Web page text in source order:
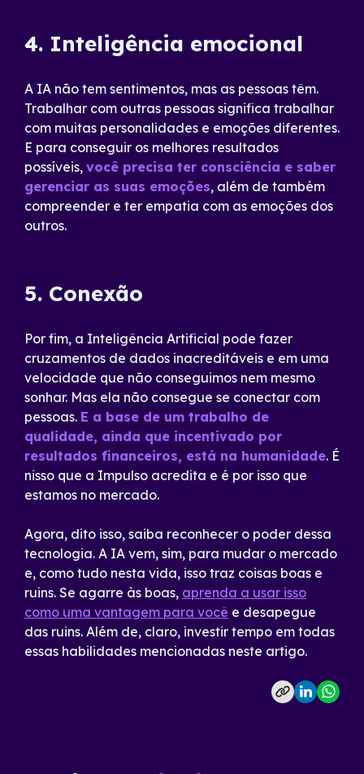
4. Inteligência emocional
A IA não tem sentimentos, mas as pessoas têm.
Trabalhar com outras pessoas significa trabalhar
com muitas personalidades e emoções diferentes.
E para conseguir os melhores resultados
possíveis, você precisa ter consciência e saber
gerenciar as suas emoções, além de também
compreender e ter empatia com as emoções dos
outros.
5. Conexão
Por fim, a Inteligência Artificial pode fazer
cruzamentos de dados inacreditáveis e em uma
velocidade que não conseguimos nem mesmo
sonhar. Mas ela não consegue se conectar com
pessoas. E a base de um trabalho de
qualidade, ainda que incentivado por
resultados financeiros, está na humanidade. É
nisso que a Impulso acredita e é por isso que
estamos no mercado.
Agora, dito isso, saiba reconhecer o poder dessa
tecnologia. A IA vem, sim, para mudar o mercado
e, como tudo nesta vida, isso traz coisas boas e
ruins. Se agarre às boas, aprenda a usar isso
como uma vantagem para você e desapegue
das ruins. Além de, claro, investir tempo em todas
essas habilidades mencionadas neste artigo.